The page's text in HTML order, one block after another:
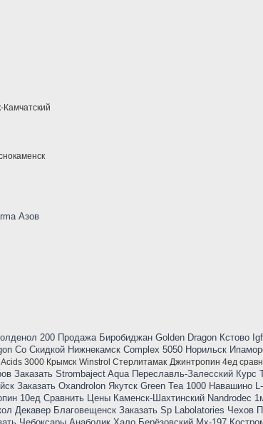
Камчатский
Азов
200 Продажа Биробиджан Golden Dragon Кстово
Со Скидкой Нижнекамск Complex 5050 Норильск
3000 Крымск Winstrol Стерлитамак Джинтропин 4ед
Заказать Strombaject Aqua Переславль-Залесский Курс
Заказать Oxandrolon Якутск Green Tea 1000 Навашино
10ед Сравнить Цены Каменск-Шахтинский Nandrodec
Декавер Благовещенск Заказать Sp Labolatories Чехов